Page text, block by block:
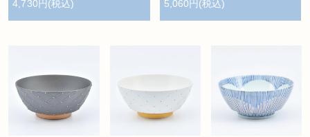
4,730円(税込) 5,060円(税込)